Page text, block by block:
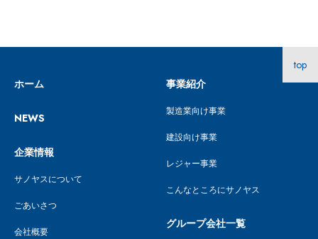
ホーム
NEWS
企業情報
サノヤスについて
ごあいさつ
会社概要
事業紹介
製造業向け事業
建設向け事業
レジャー事業
こんなところにサノヤス
グループ会社一覧
top